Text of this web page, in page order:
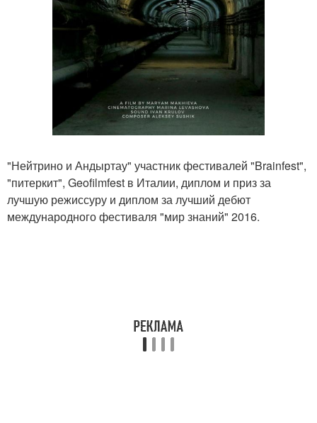
"Нейтрино и Андыртау" участник фестивалей "Brainfest",
"питеркит", Geofilmfest в Италии, диплом и приз за
лучшую режиссуру и диплом за лучший дебют
международного фестиваля "мир знаний" 2016.